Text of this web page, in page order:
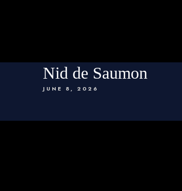
Nid de Saumon
JUNE 8, 2026